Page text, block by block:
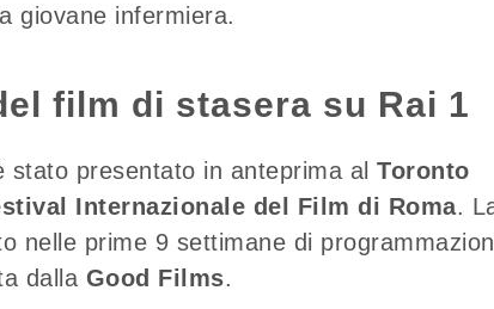
giovane infermiera.
film di stasera su Rai 1
stato presentato in anteprima al Toronto
Internazionale del Film di Roma.
nelle prime 9 settimane di
dalla Good Films.